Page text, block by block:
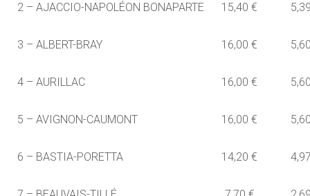
2 – AJACCIO-NAPOLÉON BONAPARTE 15,40 €
3 – ALBERT-BRAY 16,00 €
4 – AURILLAC 16,00 €
5 – AVIGNON-CAUMONT 16,00 €
6 – BASTIA-PORETTA 14,20 €